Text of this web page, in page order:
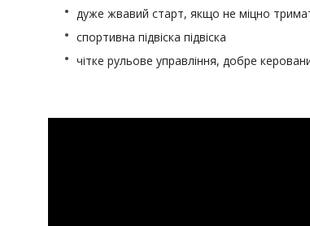
дуже жвавий старт, якщо не міцно
спортивна підвіска підвіска
чітке рульове управління, добре